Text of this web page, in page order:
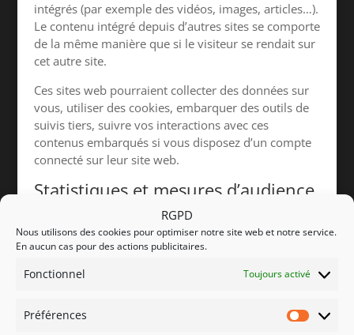
RGPD
Nous utilisons des cookies pour optimiser notre site web et notre service.
En aucun cas pour des actions publicitaires.
Fonctionnel Toujours activé
Préférences
intégrés (par exemple des vidéos, images, articles…).
Le contenu intégré depuis d’autres sites se comporte
de la même manière que si le visiteur se rendait sur
cet autre site.
Ces sites web pourraient collecter des données sur
vous, utiliser des cookies, embarquer des outils de
suivis tiers, suivre vos interactions avec ces
contenus embarqués si vous disposez d’un compte
connecté sur leur site web.
Statistiques et mesures d’audience
Utilisation et transmission de
vos données personnelles
Durées de stockage de vos
Si vous laissez un commentaire, le commentaire et